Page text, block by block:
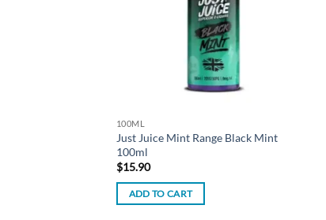
100ML
Just Juice Mint Range Black Mint
100ml
$15.90
ADD TO CART